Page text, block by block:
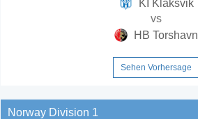
KI Klaksvik
vs
HB Torshavn
Sehen Vorhersage
Norway Division 1